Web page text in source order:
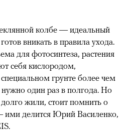
колбе — идеальный
вникать в правила ухода.
для фотосинтеза, растения
себя кислородом,
грунте более чем
нужно один раз в полгода. Но
жили, стоит помнить о
ими делится Юрий Василенко,